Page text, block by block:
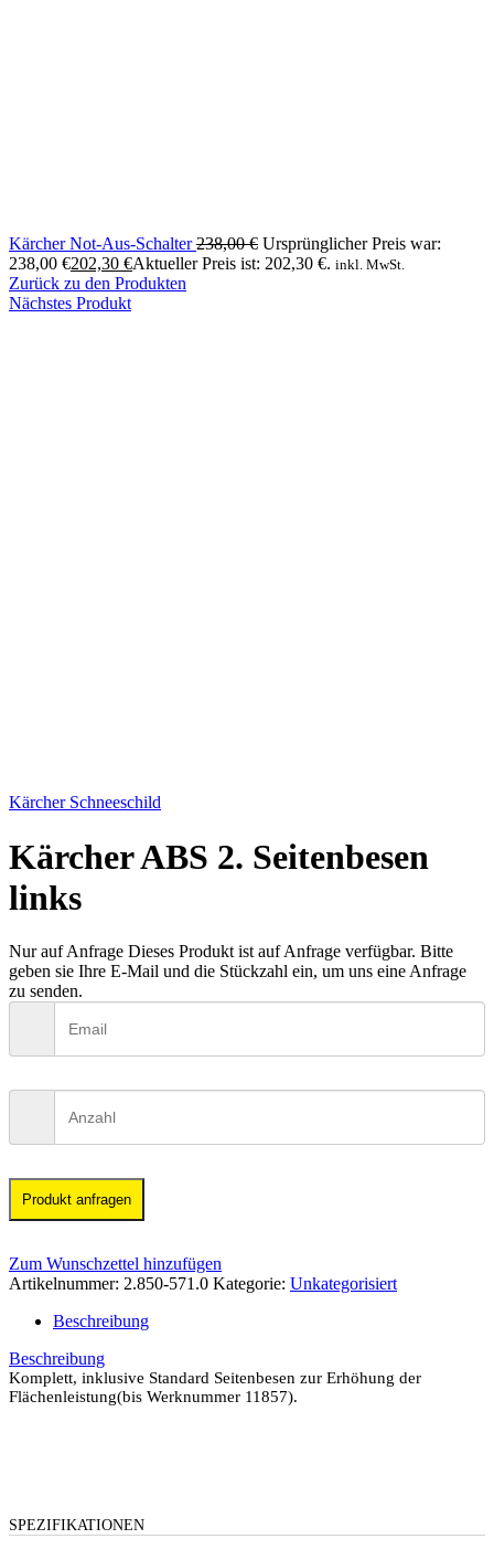
Kärcher Not-Aus-Schalter238,00€ Ursprünglicher Preis war:
238,00 €202,30 €Aktueller Preis ist: 202,30 €. inkl. MwSt.
Zurück zu den Produkten
Nächstes Produkt
Kärcher Schneeschild
Kärcher ABS 2. Seitenbesen
links
Nur auf Anfrage Dieses Produkt ist auf Anfrage verfügbar. Bitte
geben sie Ihre E-Mail und die Stückzahl ein, um uns eine Anfrage
zu senden.
Produkt anfragen
Zum Wunschzettel hinzufügen
Artikelnummer: 2.850-571.0 Kategorie: Unkategorisiert
Beschreibung
Beschreibung
Komplett, inklusive Standard Seitenbesen zur Erhöhung der
Flächenleistung(bis Werknummer 11857).
SPEZIFIKATIONEN